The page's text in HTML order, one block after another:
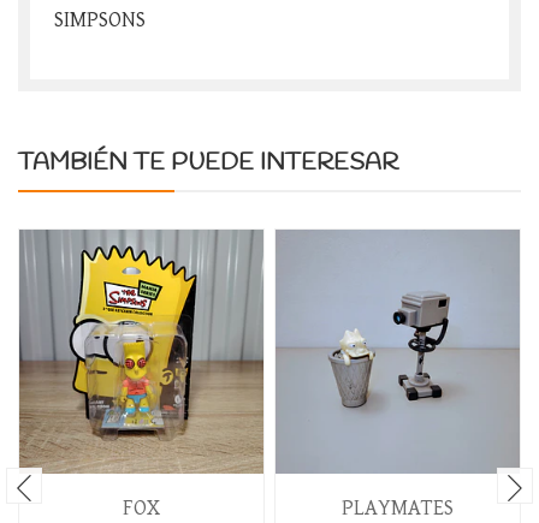
SIMPSONS
TAMBIÉN TE PUEDE INTERESAR
FOX PLAYMATES